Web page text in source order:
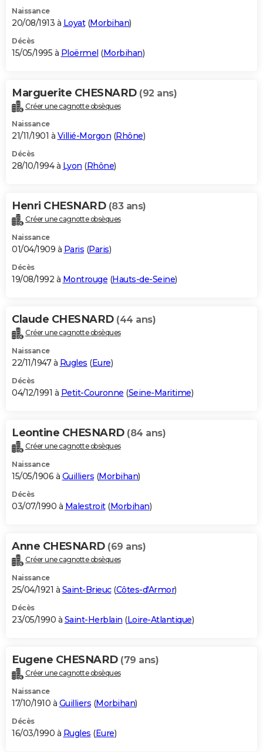
Naissance
20/08/1913 à Loyat(Morbihan)
Décès
15/05/1995 à Ploërmel (Morbihan)
Marguerite CHESNARD (92 ans)
Créer une cagnotte obsèques
Naissance
21/11/1901 à Villié-Morgon (Rhône)
Décès
28/10/1994 à Lyon (Rhône)
Henri CHESNARD (83 ans)
Créer une cagnotte obsèques
Naissance
01/04/1909 à Paris (Paris)
Décès
19/08/1992 à Montrouge (Hauts-de-Seine)
Claude CHESNARD (44 ans)
Créer une cagnotte obsèques
Naissance
22/11/1947 à Rugles (Eure)
Décès
04/12/1991 à Petit-Couronne (Seine-Maritime)
Leontine CHESNARD (84 ans)
Créer une cagnotte obsèques
Naissance
15/05/1906 à Guilliers (Morbihan)
Décès
03/07/1990 à Malestroit(Morbihan)
Anne CHESNARD (69 ans)
Créer une cagnotte obsèques
Naissance
25/04/1921 à Saint-Brieuc(Côtes-d'Armor)
Décès
23/05/1990 à Saint-Herblain (Loire-Atlantique)
Eugene CHESNARD (79 ans)
Créer une cagnotte obsèques
Naissance
17/10/1910 à Guilliers (Morbihan)
Décès
16/03/1990 à Rugles (Eure)